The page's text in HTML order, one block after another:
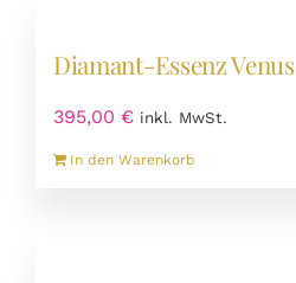
Diamant-Essenz Venus
395,00 € inkl. MwSt.
In den Warenkorb